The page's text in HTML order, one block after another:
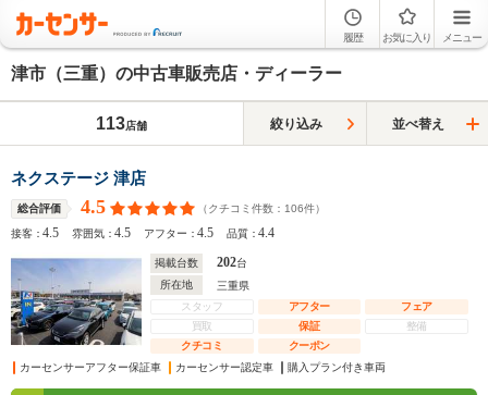
履歴 お気に入り メニュー
津市（三重）の中古車販売店・ディーラー
113店舗 絞り込み 並べ替え
ネクステージ 津店
総合評価 4.5 （クチコミ件数： 106件）
接客：4.5 雰囲気：4.5 アフター：4.5 品質：4.4
掲載台数 202台
所在地
三重県
スタッフ
アフター
フェア
買取
保証
整備
クチコミ
クーポン
カーセンサーアフター保証車
カーセンサー認定車 購入プラン付き車両